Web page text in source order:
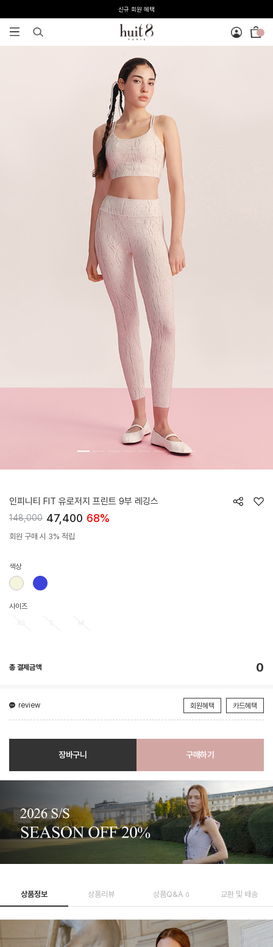
전 회원 무료배송 / 1회 사이즈 교환 무료
인피니티 FIT 유로저지 프린트 9부 레깅스
148,000 47,400 68%
회원 구매 시 3% 적립
색상
사이즈
총 결제금액 0
review 회원혜택 카드혜택
장바구니 구매하기
상품정보 상품리뷰 상품Q&A 0 교환 및 배송